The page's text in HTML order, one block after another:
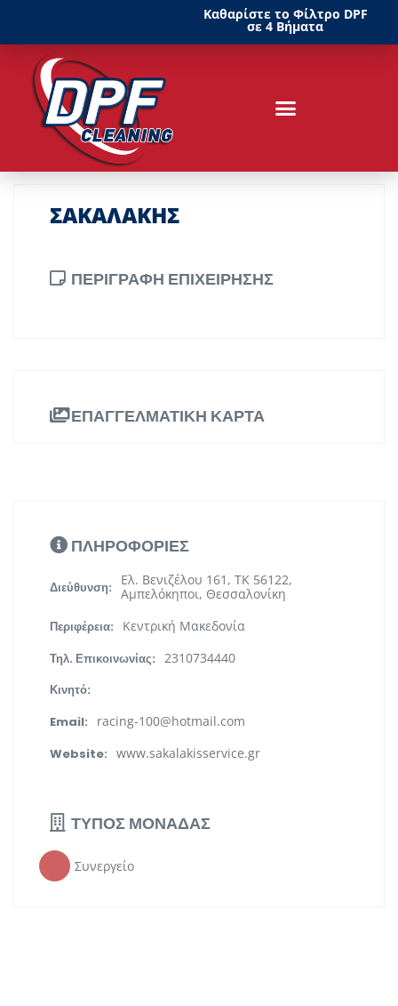
Καθαρίστε το Φίλτρο DPF
σε 4 Βήματα
ΣΑΚΑΛΑΚΗΣ
ΠΕΡΙΓΡΑΦΗ ΕΠΙΧΕΙΡΗΣΗΣ
ΕΠΑΓΓΕΛΜΑΤΙΚΗ ΚΑΡΤΑ
ΠΛΗΡΟΦΟΡΙΕΣ
Διεύθυνση:
Ελ. Βενιζέλου 161, ΤΚ 56122,
Αμπελόκηποι, Θεσσαλονίκη
Περιφέρεια:
Κεντρική Μακεδονία
Τηλ. Επικοινωνίας: 2310734440
Κινητό:
Email:
racing-100@hotmail.com
Website: www.sakalakisservice.gr
ΤΥΠΟΣ ΜΟΝΑΔΑΣ
Συνεργείο